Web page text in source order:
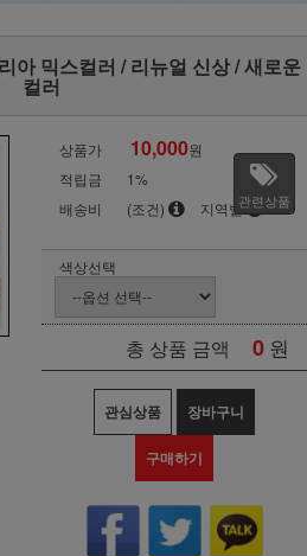
아 믹스컬러 / 리뉴얼 신상 / 새로운
컬러
상품가 10,000원
적립금
1%
배송비
(조건) 지역별관련상품
색상선택
총 상품 금액 0 원
관심상품 장바구니
구매하기